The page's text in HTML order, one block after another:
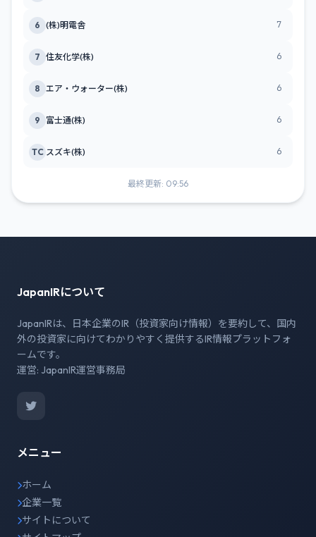
6 (株)明電舎 7
7 住友化学(株) 6
8 エア・ウォーター(株) 6
9 富士通(株) 6
TC スズキ(株) 6
最終更新: 09:56
JapanIRについて
JapanIRは、日本企業のIR（投資家向け情報）を要約して、国内
外の投資家に向けてわかりやすく提供するIR情報プラットフォ
ームです。
運営: JapanIR運営事務局
メニュー
ホーム
企業一覧
サイトについて